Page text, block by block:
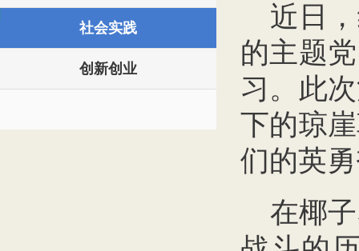
社会实践
创新创业
近日
的主题
习。此
下的琼
们的英
在椰